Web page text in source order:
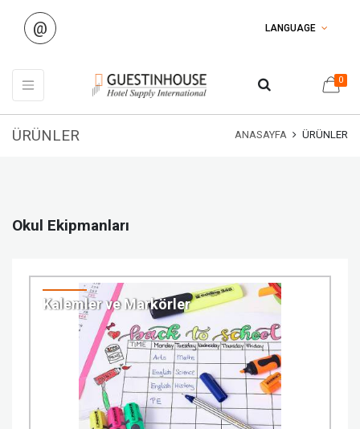
@ LANGUAGE
0
ÜRÜNLER ANASAYFA ÜRÜNLER
Okul Ekipmanları
Kalemler ve Markörler